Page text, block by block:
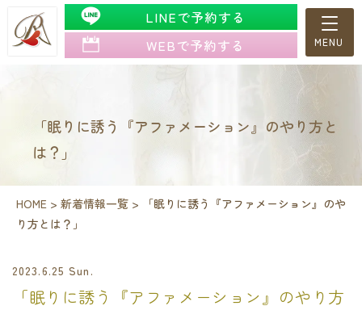
LINEで予約する
WEBで予約する
「眠りに誘う『アファメーション』のやり方と
は？」
HOME > 新着情報一覧 >
「眠りに誘う『アファメーション』のや
り方とは？」
2023.6.25 Sun.
「眠りに誘う『アファメーション』のやり方